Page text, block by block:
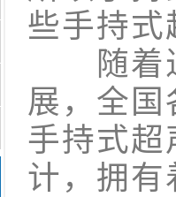
些手持式
随着近
展，全
手持式
计，拥有